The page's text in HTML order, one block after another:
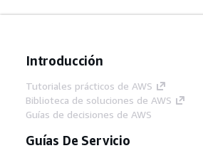
Introducción
Tutoriales prácticos de AWS
Biblioteca de soluciones de AWS
Guías de decisiones de AWS
Guías De Servicio